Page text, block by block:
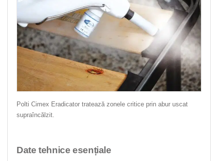
Polti Cimex Eradicator tratează zonele critice prin abur uscat
supraîncălzit.
Date tehnice esențiale